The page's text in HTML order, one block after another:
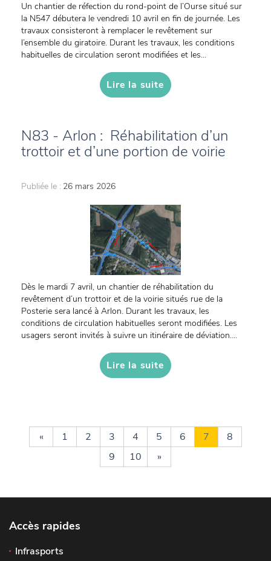
Un chantier de réfection du rond-point de l’Ourse situé sur
la N547 débutera le vendredi 10 avril en fin de journée. Les
travaux consisteront à remplacer le revêtement sur
l’ensemble du giratoire. Durant les travaux, les conditions
habituelles de circulation seront modifiées et les...
Lire la suite
N83 - Arlon : Réhabilitation d’un
trottoir et d’une portion de voirie
Publiée le : 26 mars 2026
Dès le mardi 7 avril, un chantier de réhabilitation du
revêtement d’un trottoir et de la voirie situés rue de la
Posterie sera lancé à Arlon. Durant les travaux, les
conditions de circulation habituelles seront modifiées. Les
usagers seront invités à suivre un itinéraire de déviation....
Lire la suite
« 1 2 3 4 5 6 7
8
9
10 »
Accès rapides
Infrasports